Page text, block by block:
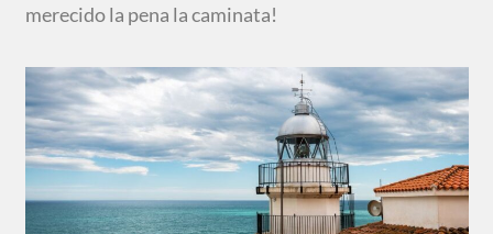
merecido la pena la caminata!